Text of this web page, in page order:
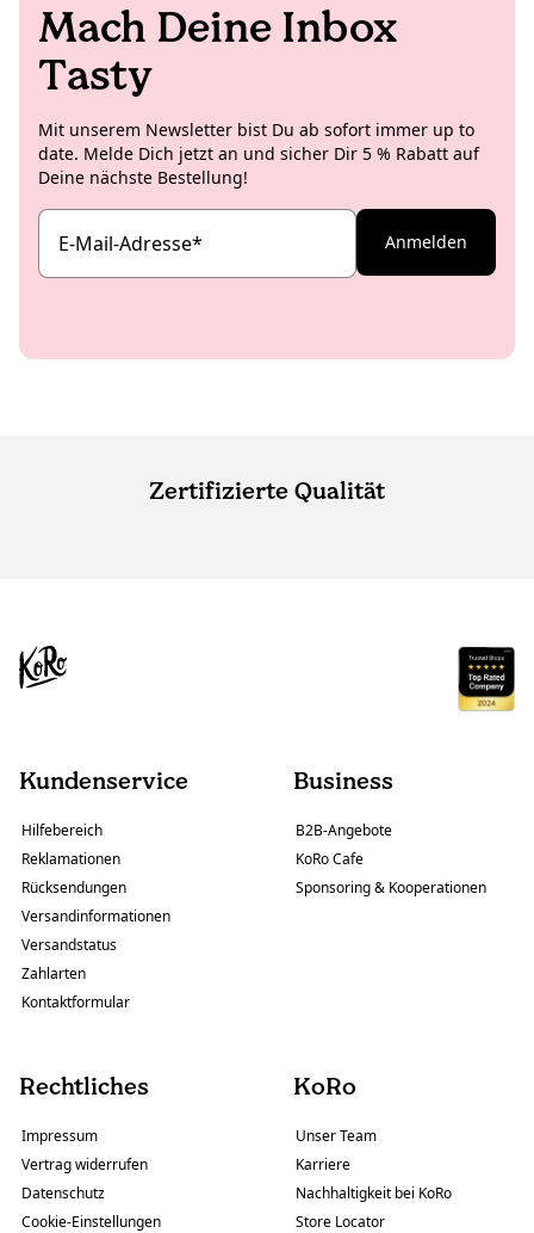
Mach Deine Inbox
Tasty
Mit unserem Newsletter bist Du ab sofort immer up to
date. Melde Dich jetzt an und sicher Dir 5 % Rabatt auf
Deine nächste Bestellung!
E-Mail-Adresse* Anmelden
Zertifizierte Qualität
Kundenservice
Hilfebereich
Reklamationen
Rücksendungen
Versandinformationen
Versandstatus
Zahlarten
Kontaktformular
Business
B2B-Angebote
KoRo Cafe
Sponsoring & Kooperationen
Rechtliches
Impressum
Vertrag widerrufen
Datenschutz
Cookie-Einstellungen
KoRo
Unser Team
Karriere
Nachhaltigkeit bei KoRo
Store Locator